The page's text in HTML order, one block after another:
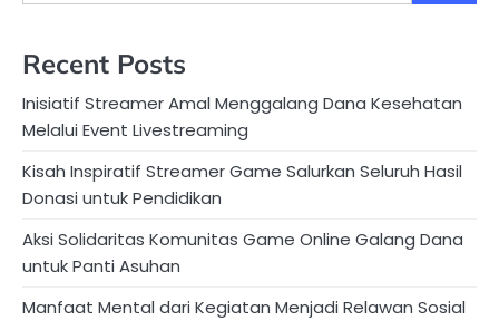
Recent Posts
Inisiatif Streamer Amal Menggalang Dana Kesehatan
Melalui Event Livestreaming
Kisah Inspiratif Streamer Game Salurkan Seluruh Hasil
Donasi untuk Pendidikan
Aksi Solidaritas Komunitas Game Online Galang Dana
untuk Panti Asuhan
Manfaat Mental dari Kegiatan Menjadi Relawan Sosial